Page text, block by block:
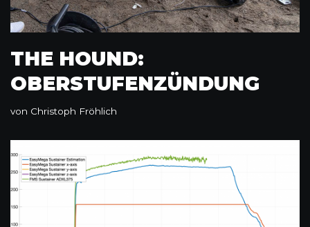
THE HOUND:
OBERSTUFENZÜNDUNG
von Christoph Fröhlich